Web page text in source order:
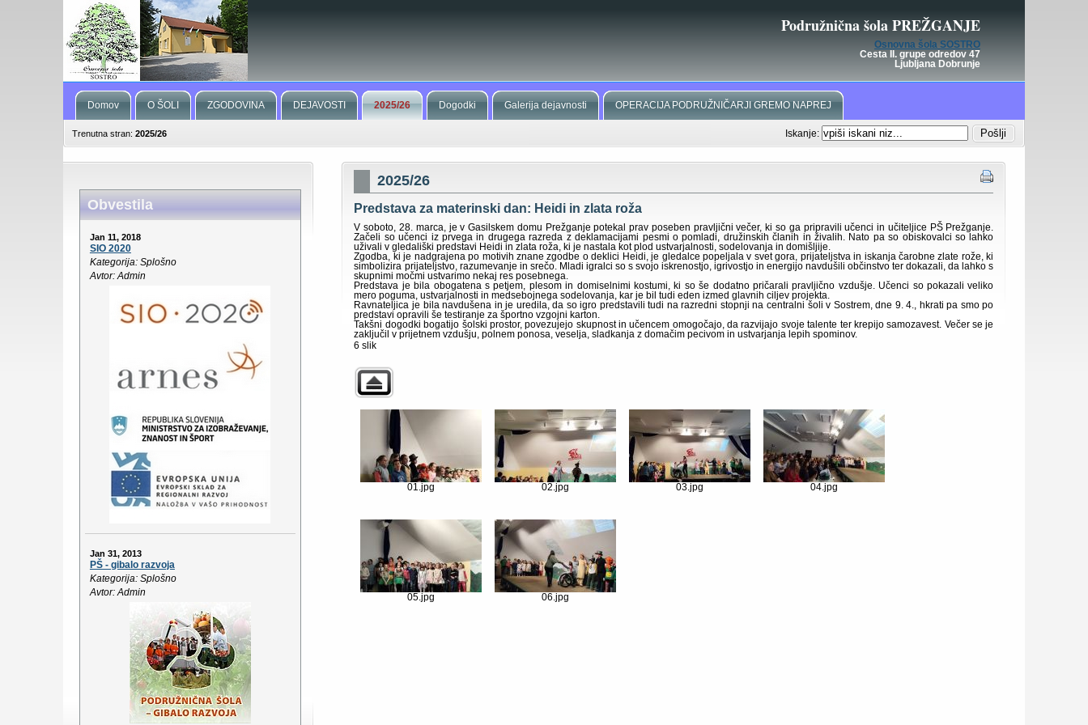
Podružnična šola PREŽGANJE
Osnovna šola SOSTRO
Cesta II. grupe odredov 47
Ljubljana Dobrunje
Domov O ŠOLI ZGODOVINA DEJAVOSTI 2025/26 Dogodki Galerija dejavnosti OPERACIJA PODRUŽNIČARJI GREMO NAPREJ
Iskanje:
Trenutna stran: 2025/26
Obvestila
Jan 11, 2018
SIO 2020
Kategorija: Splošno
Avtor: Admin
Jan 31, 2013
PŠ - gibalo razvoja
Kategorija: Splošno
Avtor: Admin
2025/26
Predstava za materinski dan: Heidi in zlata roža
V soboto, 28. marca, je v Gasilskem domu Prežganje potekal prav poseben pravljični večer, ki so ga pripravili učenci in učiteljice PŠ Prežganje.
Začeli so učenci iz prvega in drugega razreda z deklamacijami pesmi o pomladi, družinskih članih in živalih. Nato pa so obiskovalci so lahko
uživali v gledališki predstavi Heidi in zlata roža, ki je nastala kot plod ustvarjalnosti, sodelovanja in domišljije.
Zgodba, ki je nadgrajena po motivih znane zgodbe o deklici Heidi, je gledalce popeljala v svet gora, prijateljstva in iskanja čarobne zlate rože, ki
simbolizira prijateljstvo, razumevanje in srečo. Mladi igralci so s svojo iskrenostjo, igrivostjo in energijo navdušili občinstvo ter dokazali, da lahko s
skupnimi močmi ustvarimo nekaj res posebnega.
Predstava je bila obogatena s petjem, plesom in domiselnimi kostumi, ki so še dodatno pričarali pravljično vzdušje. Učenci so pokazali veliko
mero poguma, ustvarjalnosti in medsebojnega sodelovanja, kar je bil tudi eden izmed glavnih ciljev projekta.
Ravnateljica je bila navdušena in je uredila, da so igro predstavili tudi na razredni stopnji na centralni šoli v Sostrem, dne 9. 4., hkrati pa smo po
predstavi opravili še testiranje za športno vzgojni karton.
Takšni dogodki bogatijo šolski prostor, povezujejo skupnost in učencem omogočajo, da razvijajo svoje talente ter krepijo samozavest. Večer se je
zaključil v prijetnem vzdušju, polnem ponosa, veselja, sladkanja z domačim pecivom in ustvarjanja lepih spominov.
6 slik
01.jpg 02.jpg 03.jpg 04.jpg
05.jpg 06.jpg